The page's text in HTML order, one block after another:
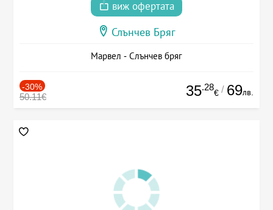
виж офертата
Слънчев Бряг
Марвел - Слънчев бряг
-30%
50.11€ 35.28
€ / 69лв.